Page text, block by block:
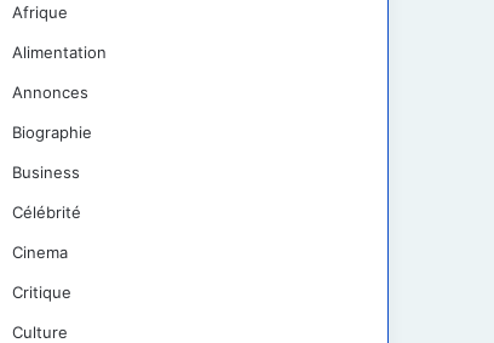
Afrique
Alimentation
Annonces
Biographie
Business
Célébrité
Cinema
Critique
Culture